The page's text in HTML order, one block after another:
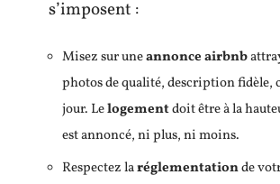
s’imposent :
Misez sur uneannonce airbnb
photos de qualité, description fidèle,
jour. Lelogementdoit être à la
est annoncé, ni plus, ni moins.
Respectez laréglementationde